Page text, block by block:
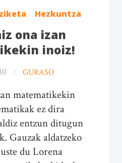
Hezkuntza
ona izan
inoiz!
GURASO
matematikekin
ez dira
entzun ditugun
Gauzak aldatzeko
du Lorena